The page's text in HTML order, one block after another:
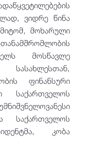
ვიდრე წინა
მოხარული
მოსწავლე
სასახლესთან,
ფინანსური
საქართველოს
საქართველოს
კობა